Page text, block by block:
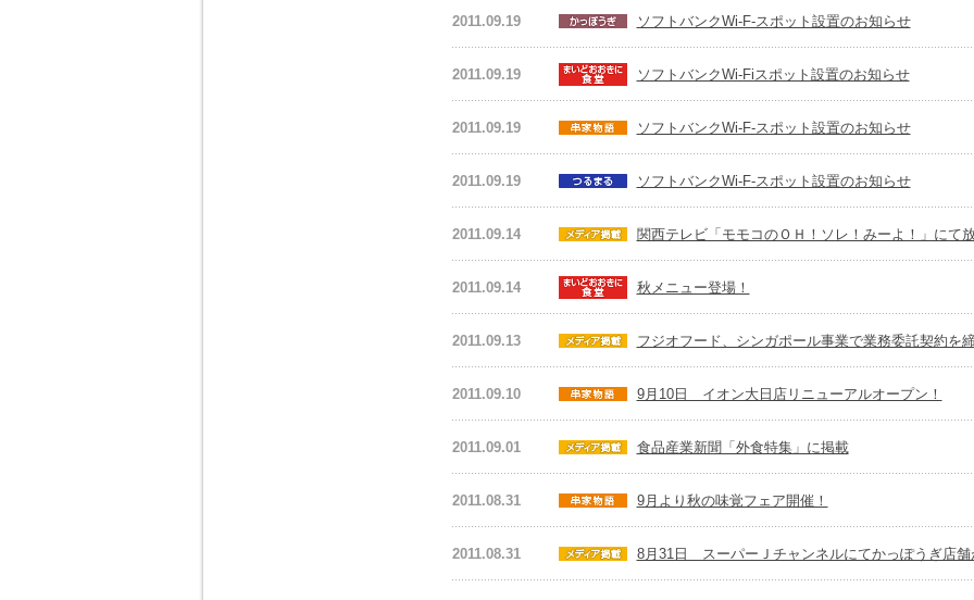
2011.09.19 ソフトバンクWi-F-スポット設置のお知らせ
2011.09.19 ソフトバンクWi-Fiスポット設置のお知らせ
2011.09.19 ソフトバンクWi-F-スポット設置のお知らせ
2011.09.19 ソフトバンクWi-F-スポット設置のお知らせ
2011.09.14 関西テレビ「モモコのＯＨ！ソレ！みーよ！」にて
2011.09.14 秋メニュー登場！
2011.09.13 フジオフード、シンガポール事業で業務委託契約を
2011.09.10 9月10日 イオン大日店リニューアルオープン！
2011.09.01 食品産業新聞「外食特集」に掲載
2011.08.31 9月より秋の味覚フェア開催！
2011.08.31 8月31日 スーパーＪチャンネルにてかっぽうぎ店舗